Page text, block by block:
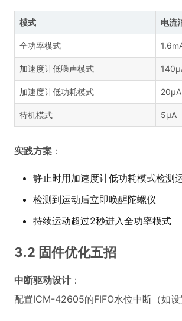
模式 电流
全功率模式
加速度计低噪声模式
加速度计低功耗模式 20μA
待机模式 5μA
实践方案 ：
静止时用加速度计低功耗模式检测
检测到运动后立即唤醒陀螺仪
持续运动超过2秒进入全功率模式
3.2 固件优化五招
中断驱动设计：
配置ICM-42605的FIFO水位中断（如